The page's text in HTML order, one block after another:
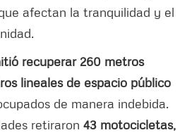
afectan la tranquilidad y el
recuperar 260 metros
lineales de espacio público
de manera indebida.
retiraron 43 motocicletas,